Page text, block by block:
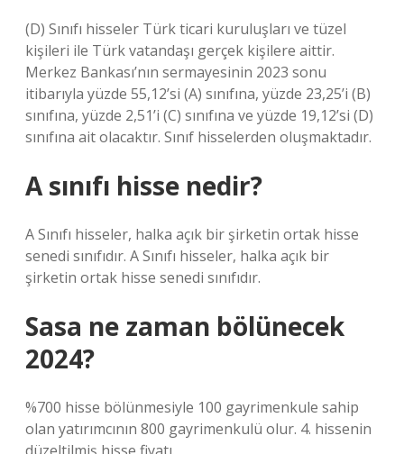
(D) Sınıfı hisseler Türk ticari kuruluşları ve tüzel
kişileri ile Türk vatandaşı gerçek kişilere aittir.
Merkez Bankası’nın sermayesinin 2023 sonu
itibarıyla yüzde 55,12’si (A) sınıfına, yüzde 23,25’i (B)
sınıfına, yüzde 2,51’i (C) sınıfına ve yüzde 19,12’si (D)
sınıfına ait olacaktır. Sınıf hisselerden oluşmaktadır.
A sınıfı hisse nedir?
A Sınıfı hisseler, halka açık bir şirketin ortak hisse
senedi sınıfıdır. A Sınıfı hisseler, halka açık bir
şirketin ortak hisse senedi sınıfıdır.
Sasa ne zaman bölünecek
2024?
%700 hisse bölünmesiyle 100 gayrimenkule sahip
olan yatırımcının 800 gayrimenkulü olur. 4. hissenin